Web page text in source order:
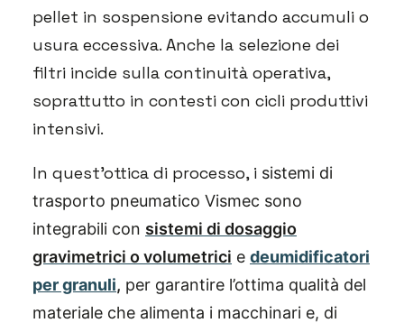
pellet in sospensione evitando accumuli o
usura eccessiva. Anche la selezione dei
filtri incide sulla continuità operativa,
soprattutto in contesti con cicli produttivi
intensivi.
In quest’ottica di processo, i sistemi di
trasporto pneumatico Vismec sono
integrabili con sistemi di dosaggio
gravimetrici o volumetrici e deumidificatori
per granuli, per garantire l’ottima qualità del
materiale che alimenta i macchinari e, di